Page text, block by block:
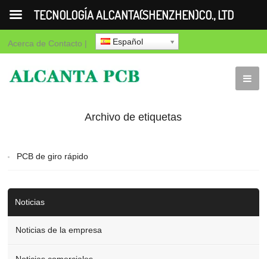
Acerca de Contacto | Español
Archivo de etiquetas
PCB de giro rápido
Noticias
Noticias de la empresa
TECNOLOGÍA ALCANTA(SHENZHEN)CO., LTD